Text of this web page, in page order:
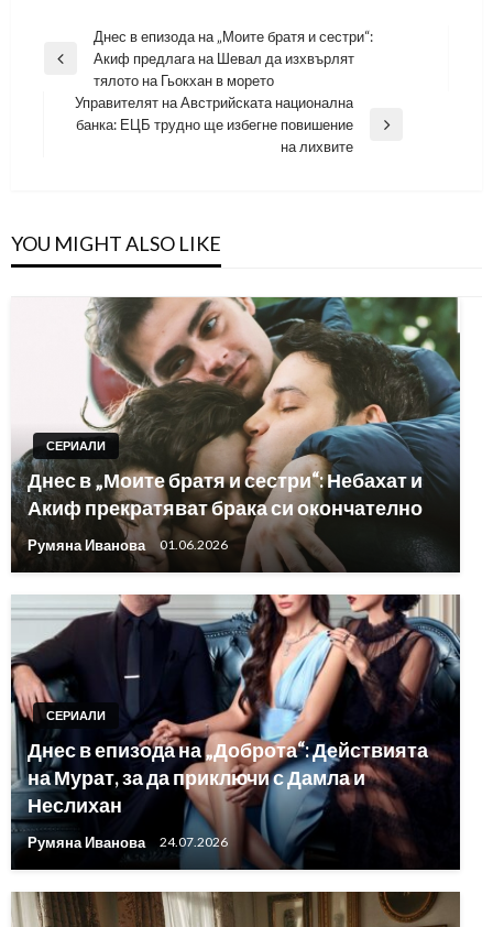
Навигация
Previous
Днес в епизода на „Моите братя и сестри“:
Акиф предлага на Шевал да изхвърлят
тялото на Гьокхан в морето
Next
Управителят на Австрийската национална
банка: ЕЦБ трудно ще избегне повишение
на лихвите
YOU MIGHT ALSO LIKE
СЕРИАЛИ
Днес в „Моите братя и сестри“: Небахат и
Акиф прекратяват брака си окончателно
Румяна Иванова 01.06.2026
СЕРИАЛИ
Днес в епизода на „Доброта“: Действията
на Мурат, за да приключи с Дамла и
Неслихан
Румяна Иванова 24.07.2026